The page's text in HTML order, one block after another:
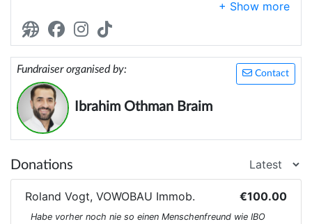
entgegengebrachte Vertrauen und Ihre Treue
bedanken.
Als Zeichen unserer Dankbarkeit werden wir auch in
diesem Jahr mit voller Kraft unser Bestes geben,
um jeden Besucher im Salon glücklich zu machen
und Menschen mit Projekten zu inspirieren, Gutes
Ihr
Ibrahim Othman Braim
Inhaber Friseur Ibo
Contact
Fundraiser organised by:
Ibrahim Othman Braim
Donations
Roland Vogt, VOWOBAU Immob. €100.00
Habe vorher noch nie so einen Menschenfreund wie IBO